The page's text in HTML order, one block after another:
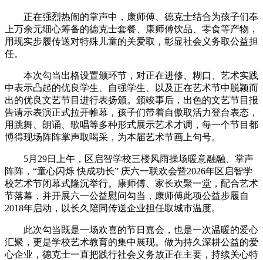
正在强烈热闹的掌声中，康师傅、德克士结合为孩子们奉
上万余元细心筹备的德克士套餐、康师傅饮品、零食等产物，
用现实步履传送对特殊儿童的关爱取，彰显社会义务取公益担
任。
本次勾当出格设置颁环节，对正在进修、糊口、艺术实践
中表示凸起的优良学生、自强学生、以及正在艺术节中脱颖而
出的优良文艺节目进行表扬颁。颁竣事后，出色的文艺节目报
告请示表演正式拉开帷幕，孩子们带着自傲取活力登台表态，
用跳舞、朗诵、歌唱等多种形式展示艺术才调，每一个节目都
博得现场阵阵掌声取喝采，为本届艺术节画上句号。
5月29日上午，区启智学校三楼风雨操场暖意融融、掌声
阵阵，“童心闪烁 快成功长” 庆六一联欢会暨2026年区启智学
校艺术节闭幕式隆沉举行。康师傅、家长欢聚一堂，配合艺术
节落幕，并开展六一公益慰问勾当，康师傅此项公益步履自
2018年启动，以长久陪同传送企业担任取城市温度。
此次勾当既是一场欢喜的节日嘉会，也是一次温暖的爱心
汇聚，更是学校艺术教育的集中展现。做为持久深耕公益的爱
心企业，德克士一直把践行社会义务放正在主要，持续关心特